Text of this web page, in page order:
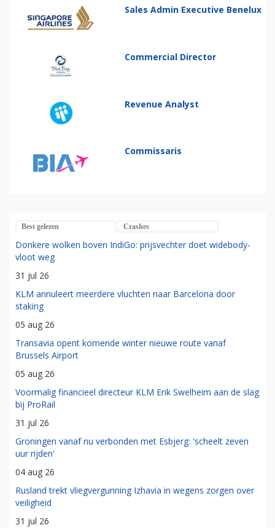
Sales Admin Executive Benelux
Commercial Director
Revenue Analyst
Commissaris
Best gelezen Crashes
Donkere wolken boven IndiGo: prijsvechter doet widebody-
vloot weg
31 jul 26
KLM annuleert meerdere vluchten naar Barcelona door
staking
05 aug 26
Transavia opent komende winter nieuwe route vanaf
Brussels Airport
05 aug 26
Voormalig financieel directeur KLM Erik Swelheim aan de slag
bij ProRail
31 jul 26
Groningen vanaf nu verbonden met Esbjerg: 'scheelt zeven
uur rijden'
04 aug 26
Rusland trekt vliegvergunning Izhavia in wegens zorgen over
veiligheid
31 jul 26